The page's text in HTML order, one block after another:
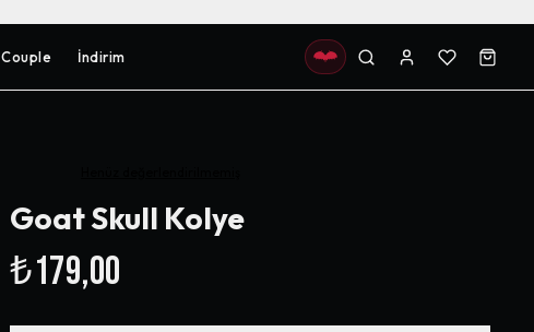
Couple İndirim
Goat Skull Kolye
₺179,00